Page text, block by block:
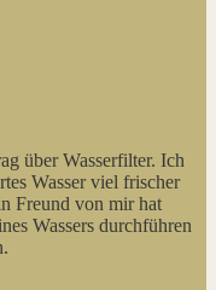
über Wasserfilter. Ich
Wasser viel frischer
Freund von mir hat
Wassers durchführen